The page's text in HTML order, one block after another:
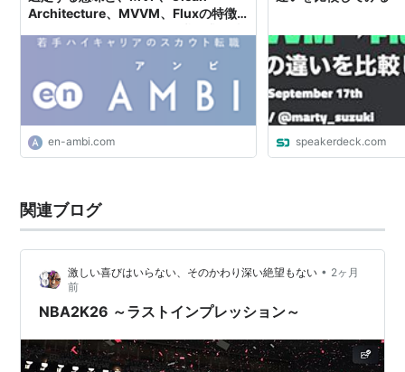
Architecture、MVVM、Fluxの特徴
報サイト アンビ（AMBI）
en-ambi.com speakerdeck.com
関連ブログ
激しい喜びはいらない、そのかわり深い絶望もない • 2ヶ月
前
NBA2K26 ～ラストインプレッション～